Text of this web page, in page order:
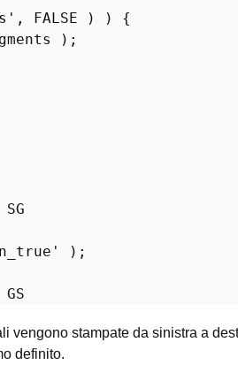
, FALSE ) ) {
);
);
vengono stampate da sinistra a
definito.